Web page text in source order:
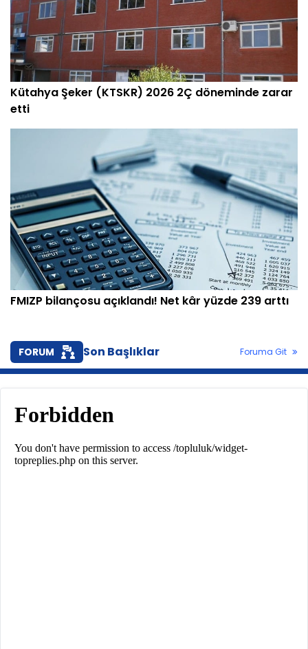
Kütahya Şeker (KTSKR) 2026 2Ç döneminde zarar
etti
FMIZP bilançosu açıklandı! Net kâr yüzde 239 arttı
FORUM Son Başlıklar Foruma Git